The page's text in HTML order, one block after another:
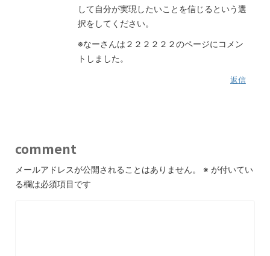
して自分が実現したいことを信じるという選
択をしてください。
※なーさんは２２２２２２のページにコメン
トしました。
返信
comment
メールアドレスが公開されることはありません。 ※ が付いてい
る欄は必須項目です